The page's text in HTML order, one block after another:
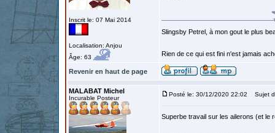
Inscrit le: 07 Mai 2014
Localisation: Anjou
Âge: 63
Slingsby Petrel, à mon gout le plus
Rien de ce qui est fini n'est jamais
Revenir en haut de page
MALABAT Michel
Incurable Posteur
Posté le: 30/12/2020 22:02 Sujet
Superbe travail sur les ailerons (et le